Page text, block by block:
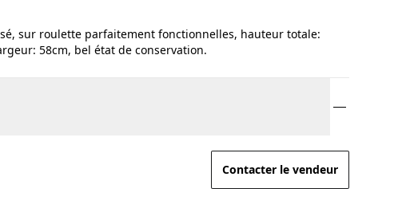
sur roulette parfaitement fonctionnelles, hauteur totale:
58cm, bel état de conservation.
Contacter le vendeur